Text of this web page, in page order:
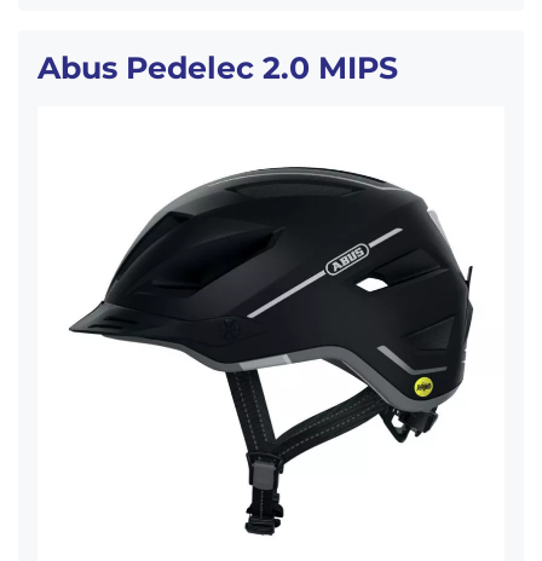
Abus Pedelec 2.0 MIPS